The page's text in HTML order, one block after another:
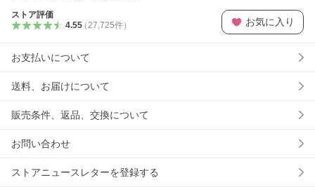
ストア評価
4.55（27,725件） お気に入り
お支払いについて
送料、お届けについて
販売条件、返品、交換について
お問い合わせ
ストアニュースレターを登録する